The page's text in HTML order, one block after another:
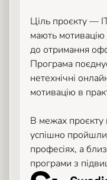
Ціль проєкту —
мають
до отримання
Програма
нетехнічні
мотивацію в
В межах
успішно
професіях, а
програми з